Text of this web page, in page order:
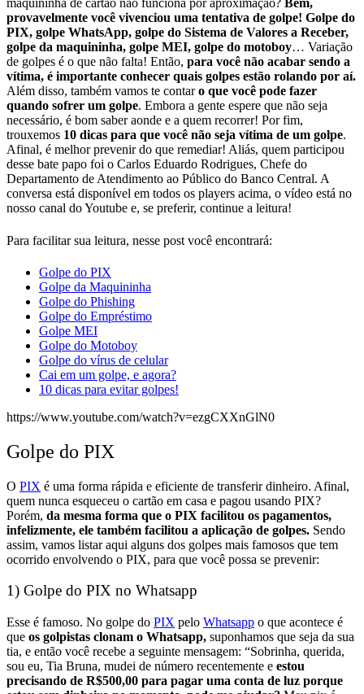
maquininha de cartão não funciona por aproximação? Bem,
provavelmente você vivenciou uma tentativa de golpe! Golpe do
PIX, golpe WhatsApp, golpe do Sistema de Valores a Receber,
golpe da maquininha, golpe MEI, golpe do motoboy… Variação
de golpes é o que não falta! Então, para você não acabar sendo a
vítima, é importante conhecer quais golpes estão rolando por aí.
Além disso, também vamos te contaro que você pode fazer
quando sofrer um golpe. Embora a gente espere que não seja
necessário, é bom saber aonde e a quem recorrer! Por fim,
trouxemos 10 dicas para que você não seja vítima de um golpe.
Afinal, é melhor prevenir do que remediar! Aliás, quem participou
desse bate papo foi o Carlos Eduardo Rodrigues, Chefe do
Departamento de Atendimento ao Público do Banco Central. A
conversa está disponível em todos os players acima, o vídeo está no
nosso canal do Youtube e, se preferir, continue a leitura!
Para facilitar sua leitura, nesse post você encontrará:
Golpe do PIX
Golpe da Maquininha
Golpe do Phishing
Golpe do Empréstimo
Golpe MEI
Golpe do Motoboy
Golpe do vírus de celular
Cai em um golpe, e agora?
10 dicas para evitar golpes!
https://www.youtube.com/watch?v=ezgCXXnGlN0
Golpe do PIX
O PIX é uma forma rápida e eficiente de transferir dinheiro. Afinal,
quem nunca esqueceu o cartão em casa e pagou usando PIX?
Porém, da mesma forma que o PIX facilitou os pagamentos,
infelizmente, ele também facilitou a aplicação de golpes. Sendo
assim, vamos listar aqui alguns dos golpes mais famosos que tem
ocorrido envolvendo o PIX, para que você possa se prevenir:
1) Golpe do PIX no Whatsapp
Esse é famoso. No golpe do PIX pelo Whatsapp o que acontece é
que os golpistas clonam o Whatsapp, suponhamos que seja da sua
tia, e então você recebe a seguinte mensagem: “Sobrinha, querida,
sou eu, Tia Bruna, mudei de número recentemente e estou
precisando de R$500,00 para pagar uma conta de luz porque